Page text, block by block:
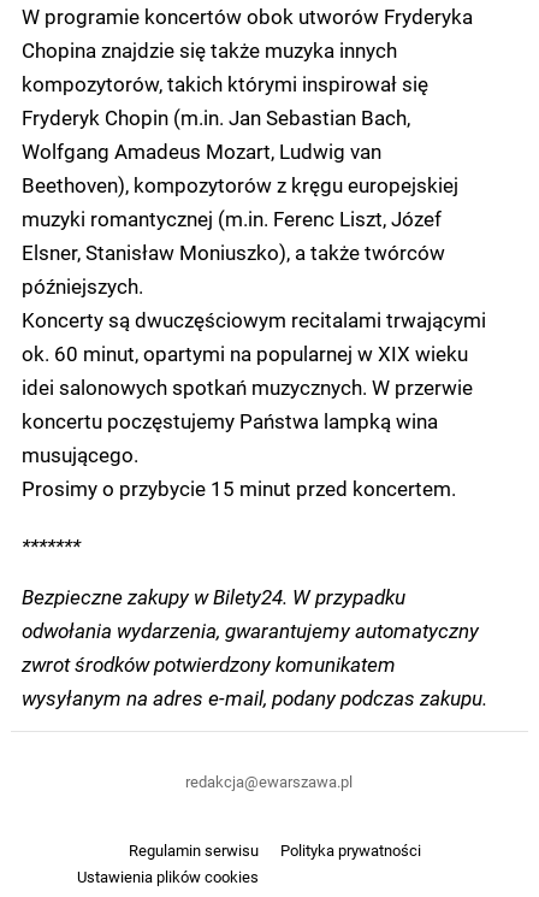
W programie koncertów obok utworów Fryderyka
Chopina znajdzie się także muzyka innych
kompozytorów, takich którymi inspirował się
Fryderyk Chopin (m.in. Jan Sebastian Bach,
Wolfgang Amadeus Mozart, Ludwig van
Beethoven), kompozytorów z kręgu europejskiej
muzyki romantycznej (m.in. Ferenc Liszt, Józef
Elsner, Stanisław Moniuszko), a także twórców
późniejszych.
Koncerty są dwuczęściowym recitalami trwającymi
ok. 60 minut, opartymi na popularnej w XIX wieku
idei salonowych spotkań muzycznych. W przerwie
koncertu poczęstujemy Państwa lampką wina
musującego.
Prosimy o przybycie 15 minut przed koncertem.
*******
Bezpieczne zakupy w Bilety24. W przypadku
odwołania wydarzenia, gwarantujemy automatyczny
zwrot środków potwierdzony komunikatem
wysyłanym na adres e-mail, podany podczas zakupu.
Regulamin serwisu
Polityka prywatności
Ustawienia plików cookies
redakcja@ewarszawa.pl